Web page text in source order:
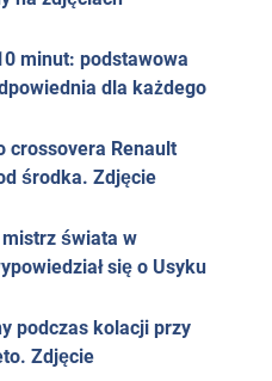
minut: podstawowa
dla każdego
crossovera Renault
środka. Zdjęcie
mistrz świata w
się o Usyku
podczas kolacji przy
Zdjęcie